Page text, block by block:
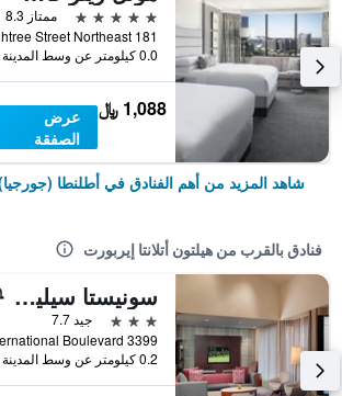
5 نجوم
ممتاز 8.3
0.0 كيلومتر عن وسط المدينة
1,088 ﷼
عرض
الصفقة
شاهد المزيد من أهم الفنادق في أطلنطا
فنادق بالقرب من هيلتون أتلانتا إيربورت
سونيستا سيليكت أتلانتا ٔيربورت نورث
3 نجوم
جيد 7.7
0.2 كيلومتر عن وسط المدينة